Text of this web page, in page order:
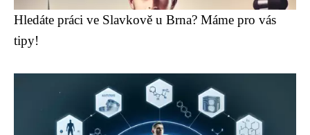
Hledáte práci ve Slavkově u Brna? Máme pro vás
tipy!